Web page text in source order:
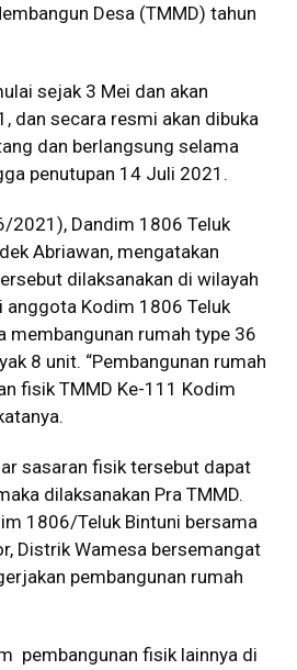
Desa (TMMD) tahun
sejak 3 Mei dan akan
dan secara resmi akan dibuka
dan berlangsung selama
penutupan 14 Juli 2021.
2021), Dandim 1806 Teluk
Abriawan, mengatakan
dilaksanakan di wilayah
anggota Kodim 1806 Teluk
membangunan rumah type 36
8 unit. “Pembangunan rumah
fisik TMMD Ke-111 Kodim
sasaran fisik tersebut dapat
dilaksanakan Pra TMMD.
1806/Teluk Bintuni bersama
Distrik Wamesa bersemangat
pembangunan rumah
pembangunan fisik lainnya di